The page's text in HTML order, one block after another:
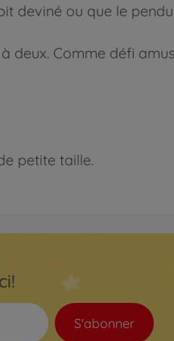
deviné ou que le
deux. Comme défi
petite taille.
S'abonner